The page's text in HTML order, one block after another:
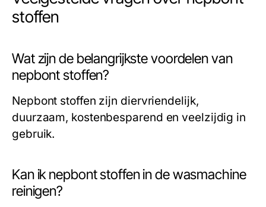
stoffen
Wat zijn de belangrijkste voordelen van
nepbont stoffen?
Nepbont stoffen zijn diervriendelijk,
duurzaam, kostenbesparend en veelzijdig in
gebruik.
Kan ik nepbont stoffen in de wasmachine
reinigen?